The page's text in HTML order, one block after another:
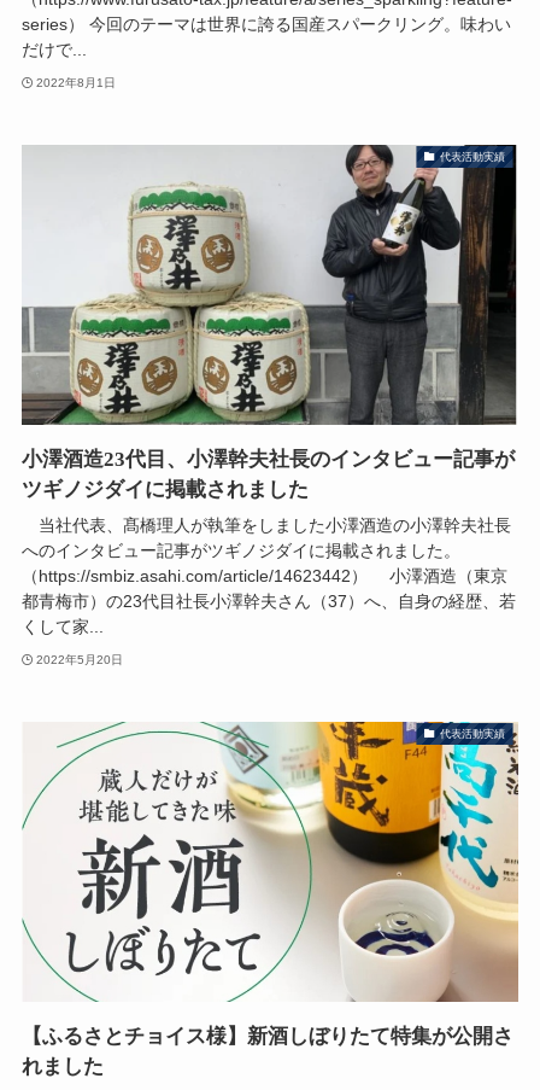
series） 今回のテーマは世界に誇る国産スパークリング。味わい
だけで...
2022年8月1日
代表活動実績
小澤酒造23代目、小澤幹夫社長のインタビュー記事が
ツギノジダイに掲載されました
当社代表、髙橋理人が執筆をしました小澤酒造の小澤幹夫社長
へのインタビュー記事がツギノジダイに掲載されました。
（https://smbiz.asahi.com/article/14623442） 小澤酒造（東京
都青梅市）の23代目社長小澤幹夫さん（37）へ、自身の経歴、若
くして家...
2022年5月20日
代表活動実績
【ふるさとチョイス様】新酒しぼりたて特集が公開さ
れました